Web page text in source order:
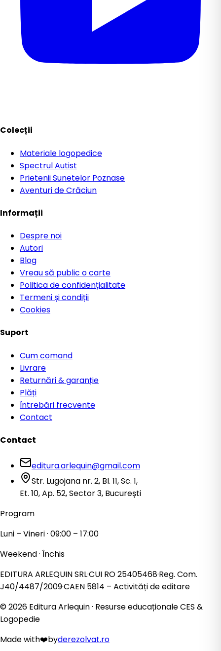
Colecții
Materiale logopedice
Spectrul Autist
Prietenii Sunetelor Poznase
Aventuri de Crăciun
Informații
Despre noi
Autori
Blog
Vreau să public o carte
Politica de confidențialitate
Termeni și condiții
Cookies
Suport
Cum comand
Livrare
Returnări & garanție
Plăți
Întrebări frecvente
Contact
Contact
editura.arlequin@gmail.com
Str. Lugojana nr. 2, Bl. 11, Sc. 1,
Et. 10, Ap. 52, Sector 3, București
Program
Luni – Vineri · 09:00 – 17:00
Weekend · Închis
EDITURA ARLEQUIN SRL·CUI RO 25405468·Reg. Com.
J40/4487/2009·CAEN 5814 – Activități de editare
©2026 Editura Arlequin · Resurse educaționale CES &
Logopedie
Made with❤️byderezolvat.ro